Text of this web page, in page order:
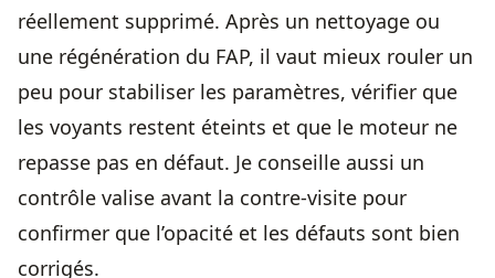
réellement supprimé. Après un nettoyage ou
une régénération du FAP, il vaut mieux rouler un
peu pour stabiliser les paramètres, vérifier que
les voyants restent éteints et que le moteur ne
repasse pas en défaut. Je conseille aussi un
contrôle valise avant la contre-visite pour
confirmer que l’opacité et les défauts sont bien
corrigés.